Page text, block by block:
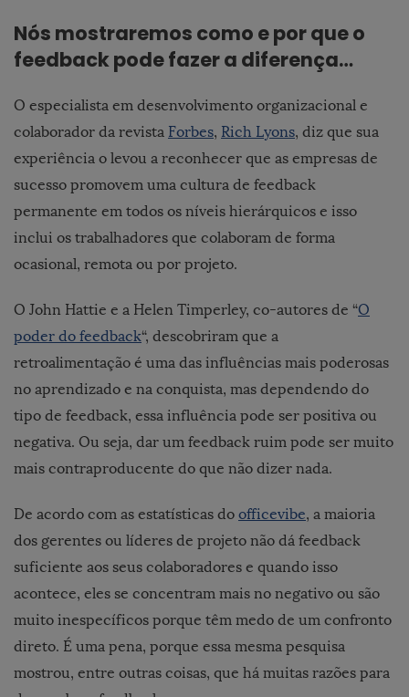
Nós mostraremos como e por que o
feedback pode fazer a diferença…
O especialista em desenvolvimento organizacional e
colaborador da revista Forbes, Rich Lyons, diz que sua
experiência o levou a reconhecer que as empresas de
sucesso promovem uma cultura de feedback
permanente em todos os níveis hierárquicos e isso
inclui os trabalhadores que colaboram de forma
ocasional, remota ou por projeto.
O John Hattie e a Helen Timperley, co-autores de “O
poder do feedback“, descobriram que a
retroalimentação é uma das influências mais poderosas
no aprendizado e na conquista, mas dependendo do
tipo de feedback, essa influência pode ser positiva ou
negativa. Ou seja, dar um feedback ruim pode ser muito
mais contraproducente do que não dizer nada.
De acordo com as estatísticas do officevibe, a maioria
dos gerentes ou líderes de projeto não dá feedback
suficiente aos seus colaboradores e quando isso
acontece, eles se concentram mais no negativo ou são
muito inespecíficos porque têm medo de um confronto
direto. É uma pena, porque essa mesma pesquisa
mostrou, entre outras coisas, que há muitas razões para